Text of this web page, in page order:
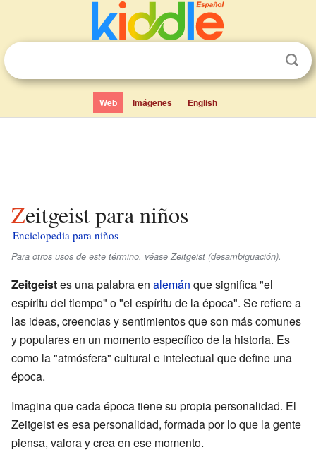
Web Imágenes English
Zeitgeist para niños
Enciclopedia para niños
Para otros usos de este término, véase Zeitgeist (desambiguación).
Zeitgeistes una palabra en alemán que significa "el
espíritu del tiempo" o "el espíritu de la época". Se refiere a
las ideas, creencias y sentimientos que son más comunes
y populares en un momento específico de la historia. Es
como la "atmósfera" cultural e intelectual que define una
época.
Imagina que cada época tiene su propia personalidad. El
Zeitgeist es esa personalidad, formada por lo que la gente
piensa, valora y crea en ese momento.